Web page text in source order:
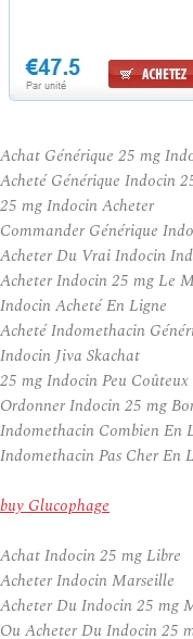
Achat Générique 25 mg
Acheté Générique Indocin
25 mg Indocin Acheter
Commander Générique
Acheter Du Vrai Indocin
Acheter Indocin 25 mg Le
Indocin Acheté En Ligne
Acheté Indomethacin
Indocin Jiva Skachat
25 mg Indocin Peu
Ordonner Indocin 25 mg
Indomethacin Combien En
Indomethacin Pas Cher En
buy Glucophage
Achat Indocin 25 mg Libre
Acheter Indocin Marseille
Acheter Du Indocin 25 mg
Ou Acheter Du Indocin 25